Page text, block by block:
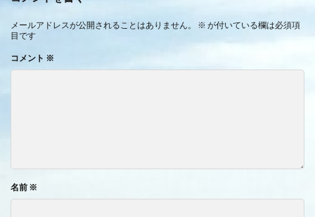
メールアドレスが公開されることはありません。 ※ が付いている欄は必須項
目です
コメント ※
名前 ※